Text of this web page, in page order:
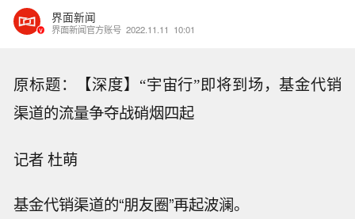
界面新闻
界面新闻官方账号 2022.11.11 10:01
原标题：【深度】“宇宙行”即将到场，基金代销
渠道的流量争夺战硝烟四起
记者 杜萌
基金代销渠道的“朋友圈”再起波澜。